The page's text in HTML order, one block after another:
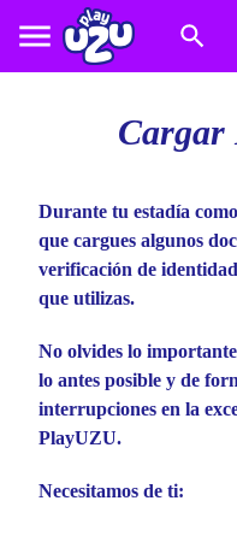
Cargar
Durante tu estadía
que cargues algunos
verificación de
que utilizas.
No olvides lo
lo antes posible y de
interrupciones en la
PlayUZU.
Necesitamos de ti: